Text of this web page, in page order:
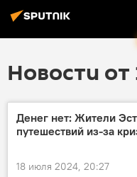
Новости от
Денег нет: Жители
путешествий из-за
18 июля 2024, 20:27